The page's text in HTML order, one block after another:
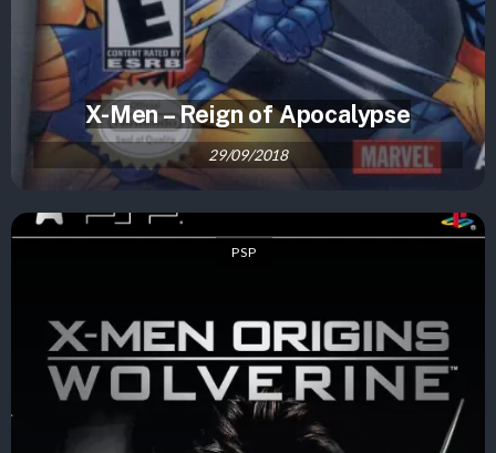
X-Men – Reign of Apocalypse
29/09/2018
PSP